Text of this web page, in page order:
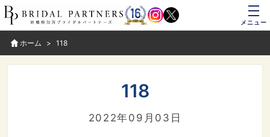
メニュー
ホーム 118
118
2022年09月03日